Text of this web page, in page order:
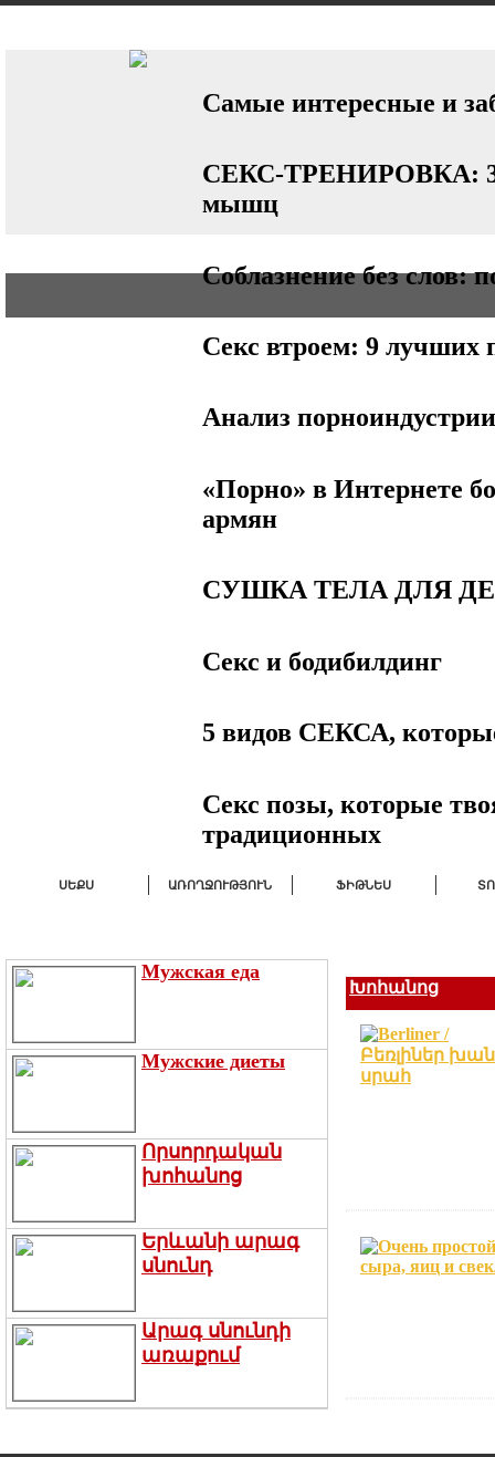
Самые интересные и
СЕКС-ТРЕНИРОВКА: 3
мышц
Соблазнение без слов:
Секс втроем: 9 лучших
Анализ порноиндустрии
«Порно» в Интернете
армян
СУШКА ТЕЛА ДЛЯ
Секс и бодибилдинг
5 видов СЕКСА,
Секс позы, которые
традиционных
ՍԵՔՍ ԱՌՈՂՋՈՒԹՅՈՒՆ ՖԻԹՆԵՍ
Мужская еда
Мужские диеты
Որսորդական
խոհանոց
Երևանի արագ
սնունդ
Արագ սնունդի
առաքում
Խոհանոց